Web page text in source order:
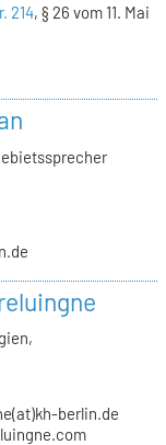
214, § 26 vom 11. Mai
berlin.de